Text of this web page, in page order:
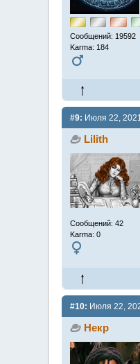
Сообщений: 19592
Karma: 184
#9: Июля 22,
Lilith
Сообщений: 42
Karma: 0
#10: Июля 22,
Некр